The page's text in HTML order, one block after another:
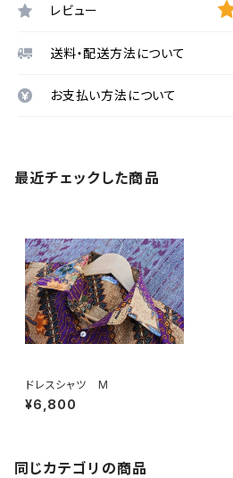
レビュー
送料・配送方法について
お支払い方法について
最近チェックした商品
ドレスシャツ M
¥6,800
同じカテゴリの商品